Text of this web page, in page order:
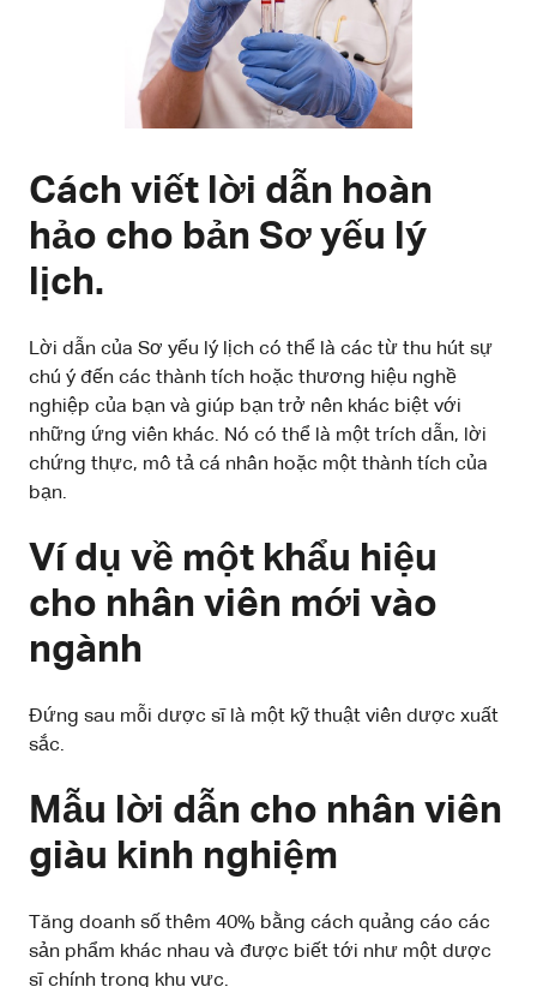
Cách viết lời dẫn hoàn
hảo cho bản Sơ yếu lý
lịch.
Lời dẫn của Sơ yếu lý lịch có thể là các từ thu hút sự
chú ý đến các thành tích hoặc thương hiệu nghề
nghiệp của bạn và giúp bạn trở nên khác biệt với
những ứng viên khác. Nó có thể là một trích dẫn, lời
chứng thực, mô tả cá nhân hoặc một thành tích của
bạn.
Ví dụ về một khẩu hiệu
cho nhân viên mới vào
ngành
Đứng sau mỗi dược sĩ là một kỹ thuật viên dược xuất
sắc.
Mẫu lời dẫn cho nhân viên
giàu kinh nghiệm
Tăng doanh số thêm 40% bằng cách quảng cáo các
sản phẩm khác nhau và được biết tới như một dược
sĩ chính trong khu vực.